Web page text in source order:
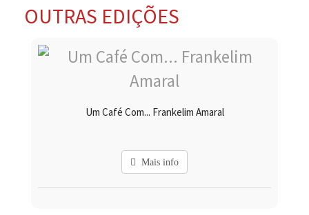
OUTRAS EDIÇÕES
Um Café Com... Frankelim Amaral
Mais info